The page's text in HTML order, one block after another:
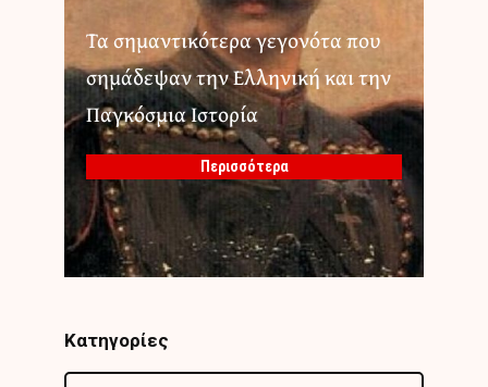
Τα σημαντικότερα γεγονότα που
σημάδεψαν την Ελληνική και την
Παγκόσμια Ιστορία
Περισσότερα
Κατηγορίες